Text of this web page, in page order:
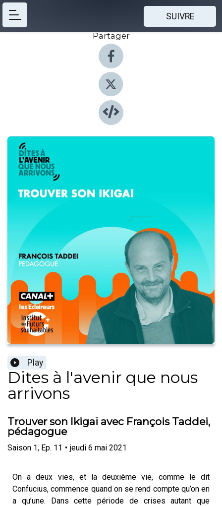
SUIVRE
Partager
Play
Dites à l'avenir que nous
arrivons
Trouver son Ikigaï avec François Taddei,
pédagogue
Saison 1, Ep. 11 • jeudi 6 mai 2021
On a deux vies, et la deuxième vie, comme le dit
Confucius, commence quand on se rend compte qu’on en
a qu’une. Dans cette période de crises autant que